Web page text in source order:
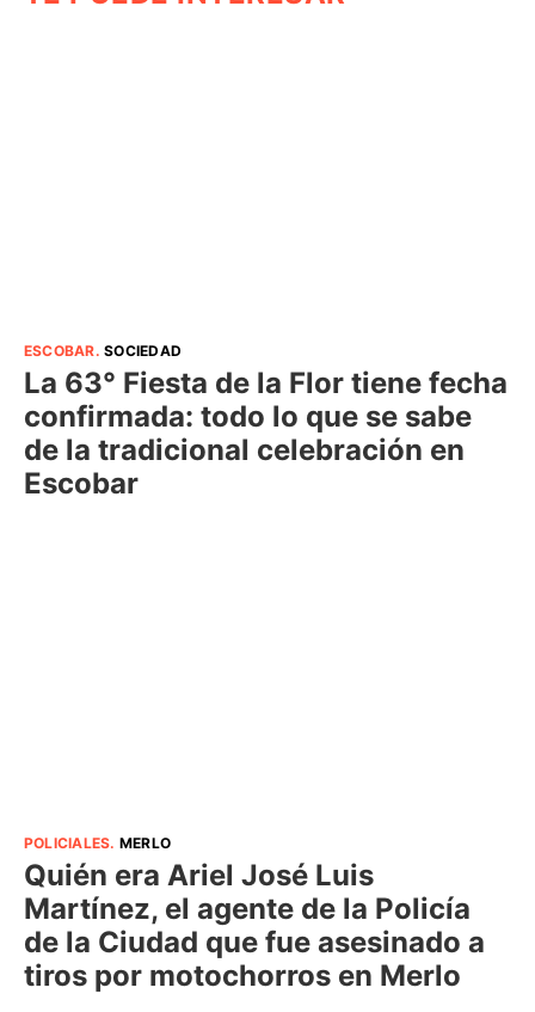
ESCOBAR.SOCIEDAD
La 63° Fiesta de la Flor tiene fecha
confirmada: todo lo que se sabe
de la tradicional celebración en
Escobar
POLICIALES. MERLO
Quién era Ariel José Luis
Martínez, el agente de la Policía
de la Ciudad que fue asesinado a
tiros por motochorros en Merlo